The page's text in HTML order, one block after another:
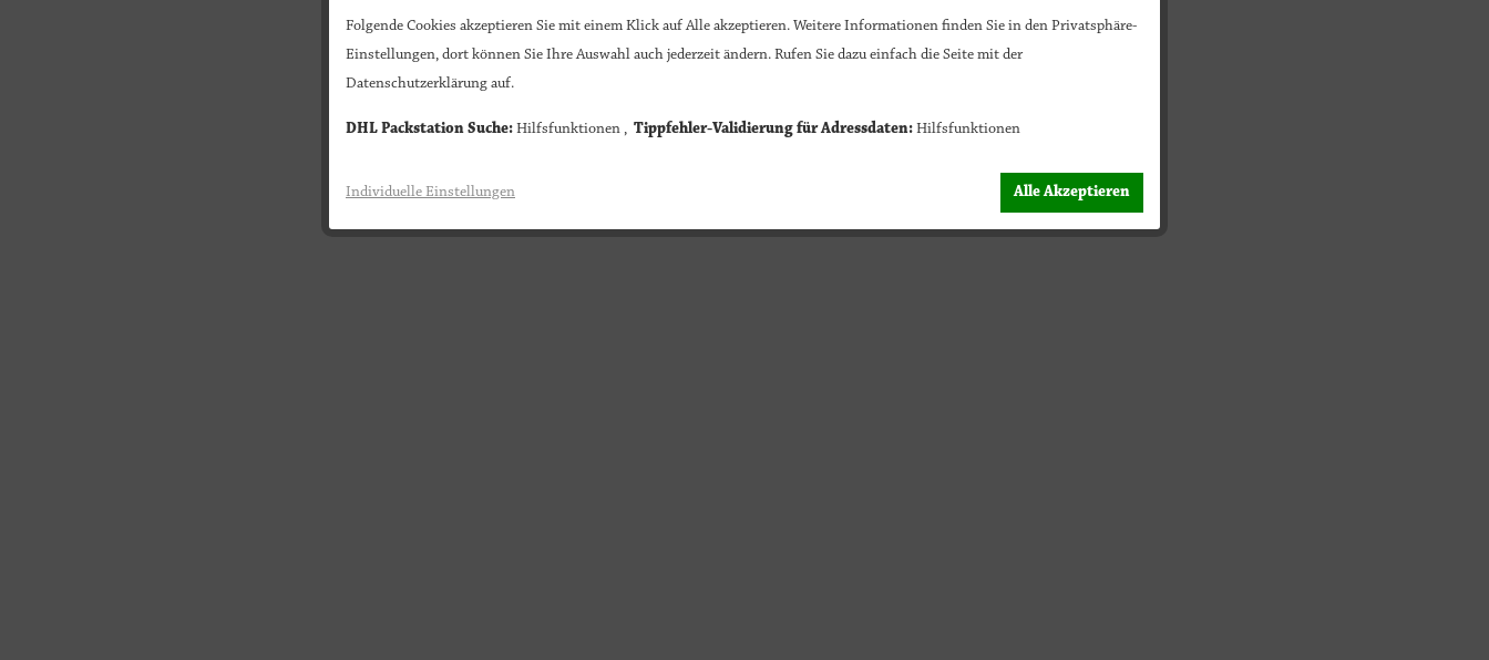
Folgende Cookies akzeptieren Sie mit einem Klick auf Alle akzeptieren. Weitere Informationen finden Sie in den Privatsphäre-
Einstellungen, dort können Sie Ihre Auswahl auch jederzeit ändern. Rufen Sie dazu einfach die Seite mit der
Datenschutzerklärung auf.
DHL Packstation Suche: Hilfsfunktionen , Tippfehler-Validierung für Adressdaten: Hilfsfunktionen
Individuelle Einstellungen Alle Akzeptieren